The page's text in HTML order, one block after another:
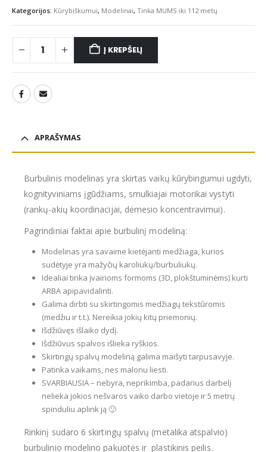
Kategorijos: Kūrybiškumui, Modelinai, Tinka MUMS iki 112 metų
Į KREPŠELĮ
APRAŠYMAS
Burbulinis modelinas yra skirtas vaikų kūrybingumui ugdyti,
kognityviniams įgūdžiams, smulkiajai motorikai vystyti
(rankų-akių koordinacijai, dėmesio koncentravimui).
Pagrindiniai faktai apie burbulinį modeliną:
Modelinas yra savaime kietėjanti medžiaga, kurios
sudėtyje yra mažyčių karoliukų/burbuliukų.
Idealiai tinka įvairioms formoms (3D, plokštuminėms) kurti
ARBA apipavidalinti.
Galima dirbti su skirtingomis medžiagų tekstūromis
(medžiu ir t.t.). Nereikia jokių kitų priemonių.
Išdžiūvęs išlaiko dydį.
Išdžiūvus spalvos išlieka ryškios.
Skirtingų spalvų modeliną galima maišyti tarpusavyje.
Patinka vaikams, nes malonu liesti.
SVARBIAUSIA – nebyra, neprikimba, padarius darbelį
nelieka jokios nešvaros vaiko darbo vietoje ir 5 metrų
spinduliu aplink ją 🙂
Rinkinį sudaro 6 skirtingų spalvų (metalika atspalvio)
burbulinio modelino pakuotės ir plastikinis peilis.